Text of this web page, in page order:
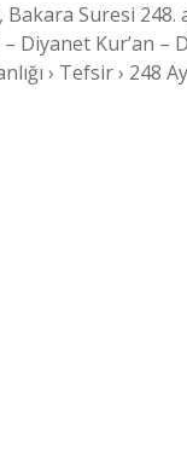
Bakara Suresi
Diyanet Kur’an –
› Tefsir › 248